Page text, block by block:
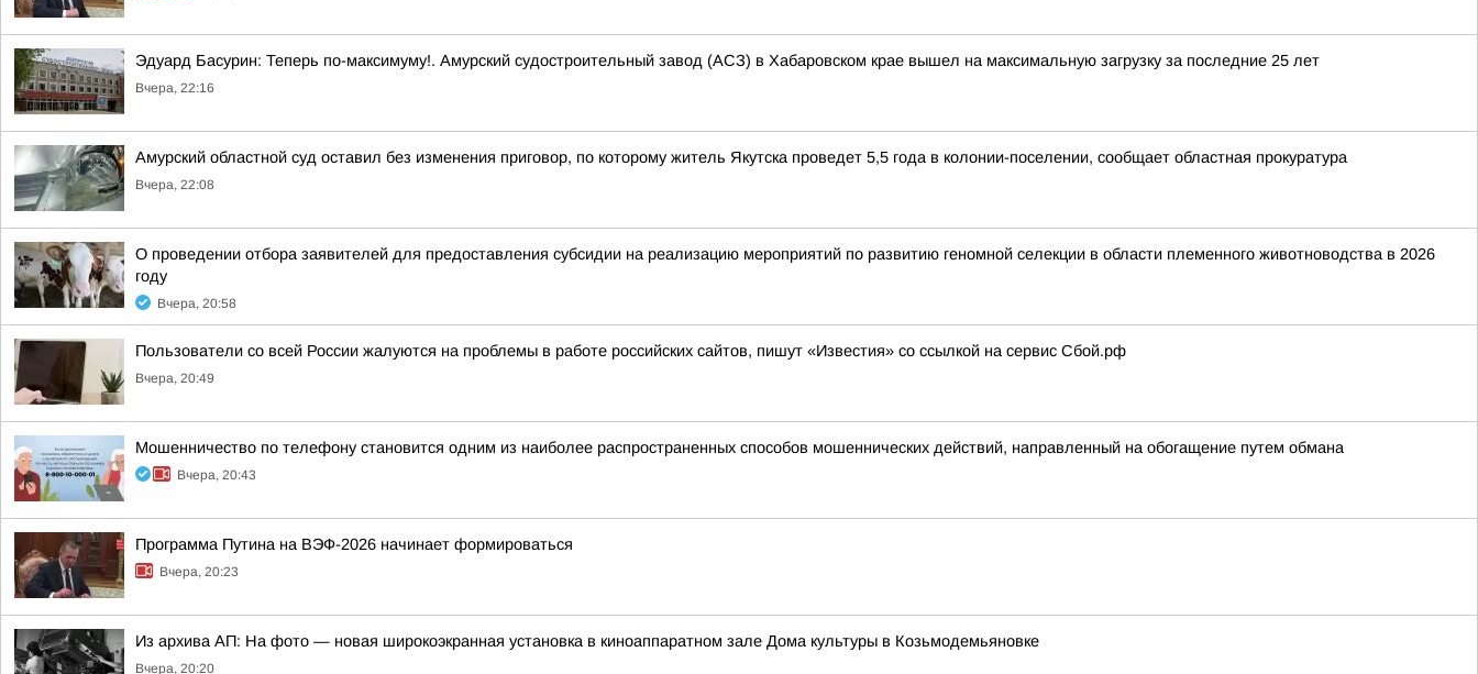
Эдуард Басурин: Теперь по-максимуму!. Амурский судостроительный завод (АСЗ) в Хабаровском крае вышел на максимальную загрузку за последние 25 лет
Вчера, 22:16
Амурский областной суд оставил без изменения приговор, по которому житель Якутска проведет 5,5 года в колонии-поселении, сообщает областная прокуратура
Вчера, 22:08
О проведении отбора заявителей для предоставления субсидии на реализацию мероприятий по развитию геномной селекции в области племенного животноводства в 2026
году
Вчера, 20:58
Пользователи со всей России жалуются на проблемы в работе российских сайтов, пишут «Известия» со ссылкой на сервис Сбой.рф
Вчера, 20:49
Мошенничество по телефону становится одним из наиболее распространенных способов мошеннических действий, направленный на обогащение путем обмана
Вчера, 20:43
Программа Путина на ВЭФ-2026 начинает формироваться
Вчера, 20:23
Из архива АП: На фото — новая широкоэкранная установка в киноаппаратном зале Дома культуры в Козьмодемьяновке
Вчера, 20:20